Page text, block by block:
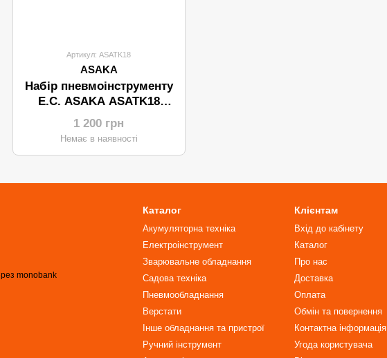
Артикул: ASATK18
ASAKA
Набір пневмоінструменту
E.C. ASAKA ASATK18
(18шт.)
1 200 грн
Немає в наявності
Каталог
Акумуляторна техніка
Електроінструмент
Зварювальне обладнання
Садова техніка
Пневмообладнання
Верстати
Інше обладнання та пристрої
Ручний інструмент
Клієнтам
Вхід до кабінету
Каталог
Про нас
Доставка
Оплата
Обмін та повернення
Контактна інформація
Угода користувача